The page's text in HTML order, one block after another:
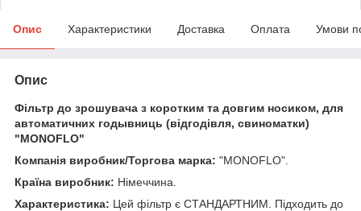
Опис Характеристики Доставка Оплата Умови
Опис
Фільтр до зрошувача з коротким та довгим носиком, для
автоматичних годывниць (відгодівля, свиноматки)
"MONOFLO"
Компанія виробник/Торгова марка: "MONOFLO".
Країна виробник: Німеччина.
Характеристика: Цей фільтр є СТАНДАРТНИМ. Підходить до